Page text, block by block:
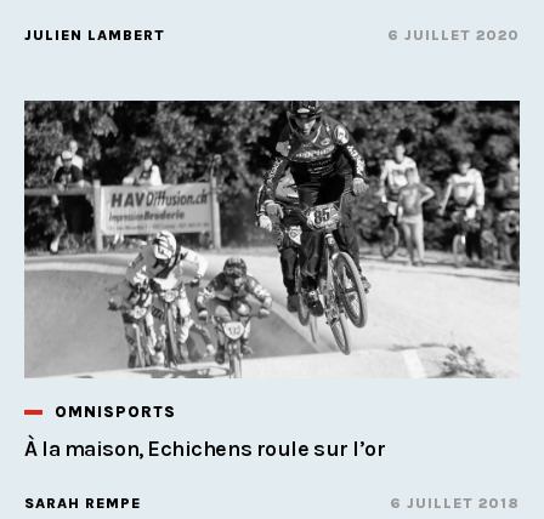
JULIEN LAMBERT 6 JUILLET 2020
OMNISPORTS
À la maison, Echichens roule sur l’or
SARAH REMPE 6 JUILLET 2018